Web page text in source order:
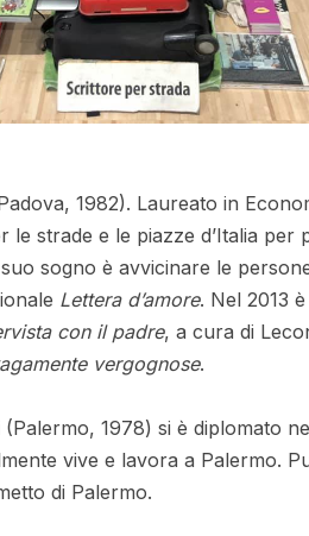
1982). Laureato in
le strade e le piazze d’Italia
sogno è avvicinare le
Lettera d’amore. Nel 2013
con il padre, a cura di
vergognose.
(Palermo, 1978) si è diplomato
vive e lavora a Palermo.
di Palermo.